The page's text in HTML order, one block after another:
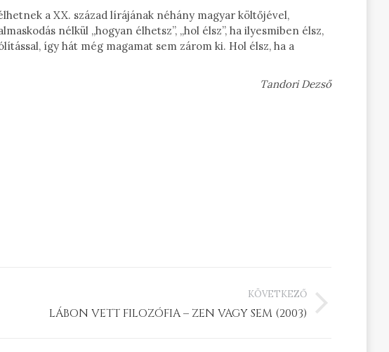
a XX. század lírájának néhány magyar költőjével,
nélkül „hogyan élhetsz”, „hol élsz”, ha ilyesmiben élsz,
így hát még magamat sem zárom ki. Hol élsz, ha a
Tandori Dezső
KÖVETKEZŐ
LÁBON VETT FILOZÓFIA – ZEN VAGY SEM (2003)